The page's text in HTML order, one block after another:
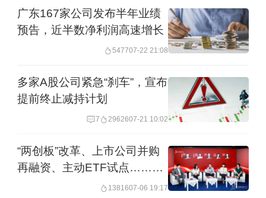
能出现的股权分割，或为其港股IPO之路
另外，就在披露离婚诉讼公告的同日，
大洋电机披露了董事、高管提前终止减
持计划的公告。该公司董事、常务副总
裁刘自文，董事、副总裁刘博，副总
裁、财务负责人伍小云，基于对公司未
来发展的信心和对公司价值的认可，并
广东167家公司发布半年业绩
预告，近半数净利润高速增长
547707-22 21:08
多家A股公司紧急“刹车”，宣布
提前终止减持计划
7 2962607-21 10:02
“两创板”改革、上市公司并购
再融资、主动ETF试点……陆
家嘴金融沙龙2026年第二十期
1381607-06 19:17